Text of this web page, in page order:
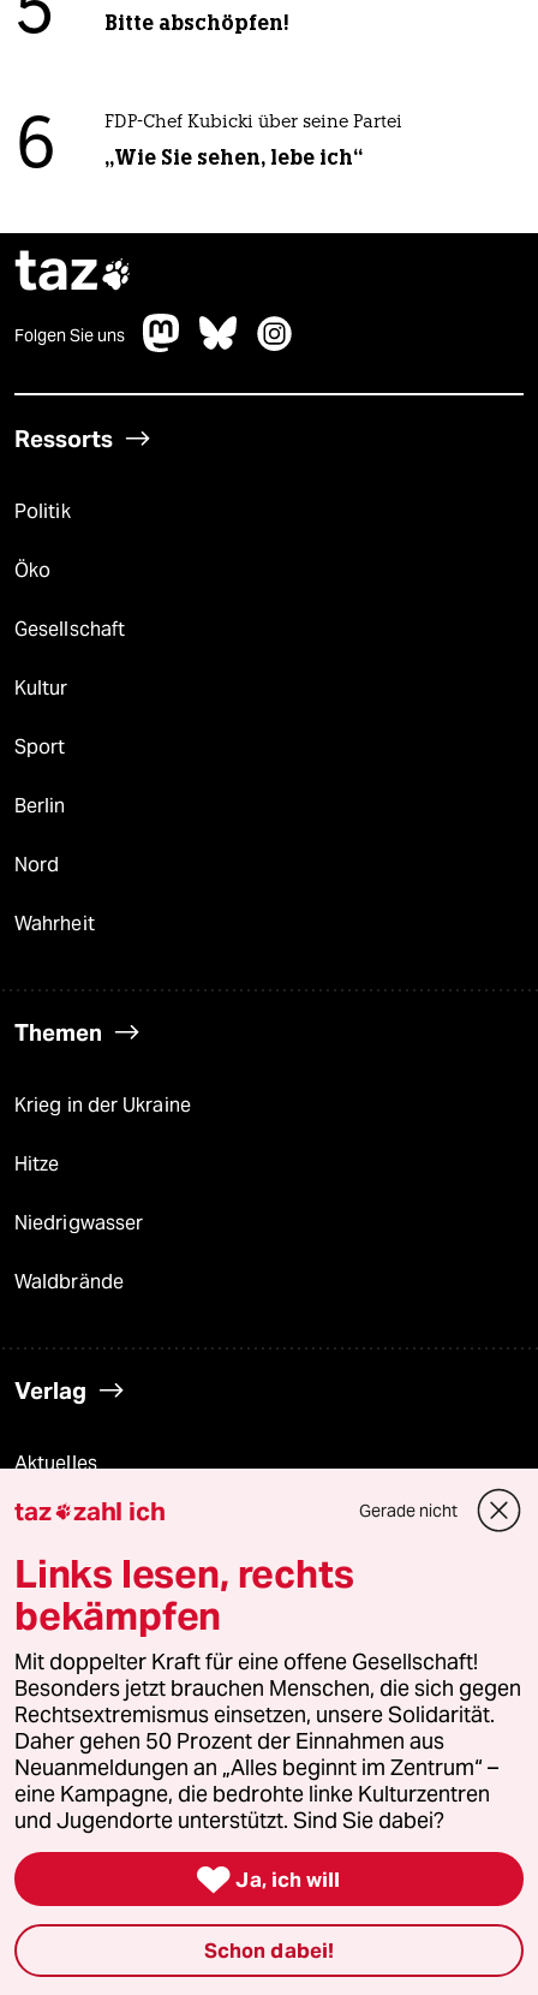
Bitte abschöpfen!
6 FDP-Chef Kubicki über seine Partei
„Wie Sie sehen, lebe ich“
taz
Folgen Sie uns
Ressorts
Politik
Öko
Gesellschaft
Kultur
Sport
Berlin
Nord
Wahrheit
Themen
Krieg in der Ukraine
Hitze
Niedrigwasser
Waldbrände
Verlag
Aktuelles
Hausblog
Die Seitenwende
Presse
Unterstützen
abo
genossenschaft
taz zahl ich Gerade nicht
Links lesen, rechts
bekämpfen
Mit doppelter Kraft für eine offene Gesellschaft!
Besonders jetzt brauchen Menschen, die sich gegen
Rechtsextremismus einsetzen, unsere Solidarität.
Daher gehen 50 Prozent der Einnahmen aus
Neuanmeldungen an „Alles beginnt im Zentrum“ –
eine Kampagne, die bedrohte linke Kulturzentren
und Jugendorte unterstützt. Sind Sie dabei?
 Ja, ich will
Schon dabei!